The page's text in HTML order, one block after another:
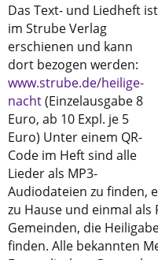
Das Text- und Liedheft ist
im Strube Verlag
erschienen und kann
dort bezogen werden:
www.strube.de/heilige-
nacht(Einzelausgabe 8
Euro, ab 10 Expl. je 5
Euro) Unter einem QR-
Code im Heft sind alle
Lieder als MP3-
Audiodateien zu finden,
zu Hause und einmal als
Gemeinden, die
finden. Alle bekannten